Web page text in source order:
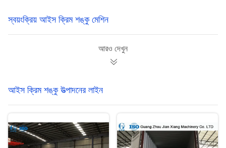
স্বয়ংক্রিয় আইস ক্রিম শঙ্কু মেশিন
আরও দেখুন
আইস ক্রিম শঙ্কু উত্পাদনের লাইন